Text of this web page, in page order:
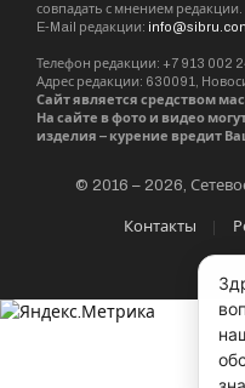
совпадать с мнением редакции.
E-Mail редакции:
Телефон редакции: +7 913 002
Адрес редакции: 630091,
Сайт является средством
На сайте в фото и видео
изделия – курение вредит
© 2016 – 2026,
Контакты